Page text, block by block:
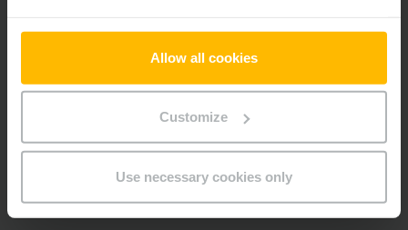
Allow all cookies
Customize
Use necessary cookies only
150 Ah
2024
Rok 2019
Výška zdvihu 122 mm